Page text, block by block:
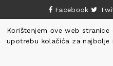
Korištenjem ove web
upotrebu kolačića za najbolje
Facebook